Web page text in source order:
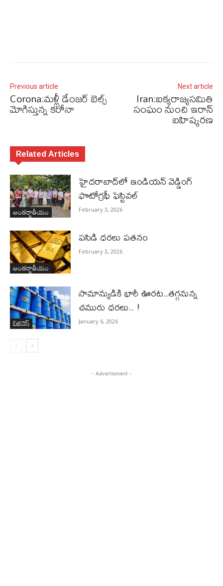
Previous article
Corona:మళ్లీ డేంజర్ బెల్స్
మోగిస్తున్న కరోనా
Next article
Iran:ఐక్యరాజ్యసమితి
సంఘం నుంచి ఇరాన్
బహిష్కరణ
Related Articles
అంతర్జాతీయం
హైదరాబాద్‌లో ఇండియన్ వెడ్డింగ్
ఫొటోగ్రఫీ ఫెస్టివల్
February 3, 2026
అంతర్జాతీయం
పసిడి ధరలు పతనం
February 3, 2026
బిజినెస్‌
సామాన్యుడికి భారీ ఊరట..తగ్గనున్న
చమురు ధరలు.. !
January 6, 2026
- Advertisment -